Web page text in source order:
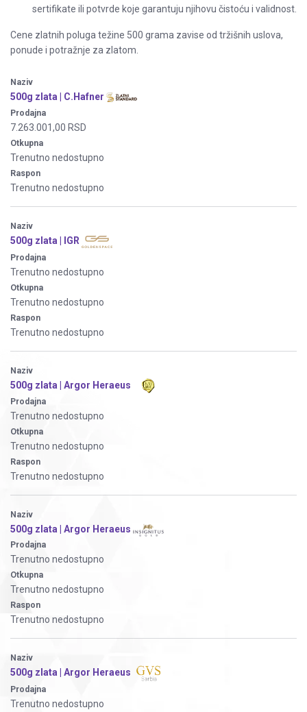
sertifikate ili potvrde koje garantuju njihovu čistoću i validnost.
Cene zlatnih poluga težine 500 grama zavise od tržišnih uslova,
ponude i potražnje za zlatom.
Naziv
500g zlata | C.Hafner
Prodajna
7.263.001,00 RSD
Otkupna
Trenutno nedostupno
Raspon
Trenutno nedostupno
Naziv
500g zlata | IGR
Prodajna
Trenutno nedostupno
Otkupna
Trenutno nedostupno
Raspon
Trenutno nedostupno
Naziv
500g zlata | Argor Heraeus
Prodajna
Trenutno nedostupno
Otkupna
Trenutno nedostupno
Raspon
Trenutno nedostupno
Naziv
500g zlata | Argor Heraeus
Prodajna
Trenutno nedostupno
Otkupna
Trenutno nedostupno
Raspon
Trenutno nedostupno
Naziv
500g zlata | Argor Heraeus
Prodajna
Trenutno nedostupno